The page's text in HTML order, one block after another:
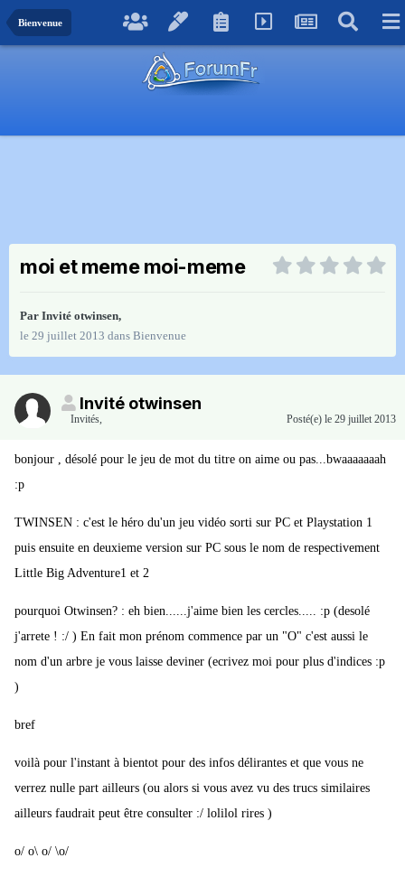
Bienvenue
moi et meme moi-meme
Par Invité otwinsen,
le 29 juillet 2013 dans Bienvenue
Invité otwinsen
Invités, Posté(e) le 29 juillet 2013
bonjour , désolé pour le jeu de mot du titre on aime ou pas...bwaaaaaaah
:p
TWINSEN : c'est le héro du'un jeu vidéo sorti sur PC et Playstation 1
puis ensuite en deuxieme version sur PC sous le nom de respectivement
Little Big Adventure1 et 2
pourquoi Otwinsen? : eh bien......j'aime bien les cercles..... :p (desolé
j'arrete ! :/ ) En fait mon prénom commence par un "O" c'est aussi le
nom d'un arbre je vous laisse deviner (ecrivez moi pour plus d'indices :p
)
bref
voilà pour l'instant à bientot pour des infos délirantes et que vous ne
verrez nulle part ailleurs (ou alors si vous avez vu des trucs similaires
ailleurs faudrait peut être consulter :/ lolilol rires )
o/ o\ o/ \o/